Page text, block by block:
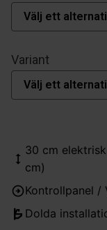
Variant
30 cm
cm)
Kontrollpanel /
Dolda